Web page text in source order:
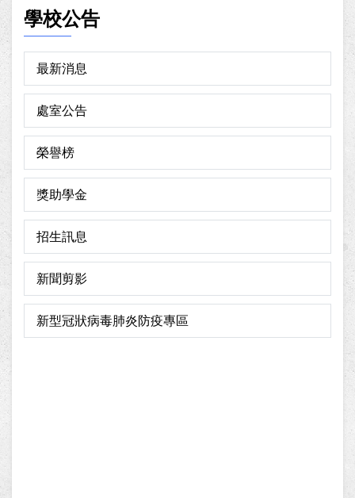
學校公告
最新消息
處室公告
榮譽榜
獎助學金
招生訊息
新聞剪影
新型冠狀病毒肺炎防疫專區